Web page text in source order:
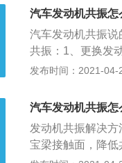
生动力不足、剧
的，超过3-4万公
常工作。
汽车发动机共振怎
汽车发动机共振
共振：1、更换发
振；3、对发动机
发布时间：2021-04-
汽车发动机共振怎
发动机共振解决
宝梁接触面，降